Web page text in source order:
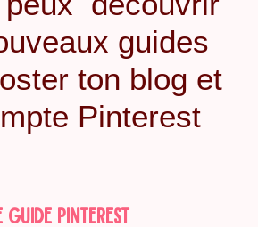
guides
ton blog et
Pinterest
GUIDE PINTEREST